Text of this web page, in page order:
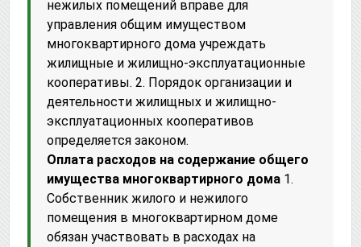
нежилых помещений вправе для
управления общим имуществом
многоквартирного дома учреждать
жилищные и жилищно-эксплуатационные
кооперативы. 2. Порядок организации и
деятельности жилищных и жилищно-
эксплуатационных кооперативов
определяется законом.
Оплата расходов на содержание общего
имущества многоквартирного дома 1.
Собственник жилого и нежилого
помещения в многоквартирном доме
обязан участвовать в расходах на